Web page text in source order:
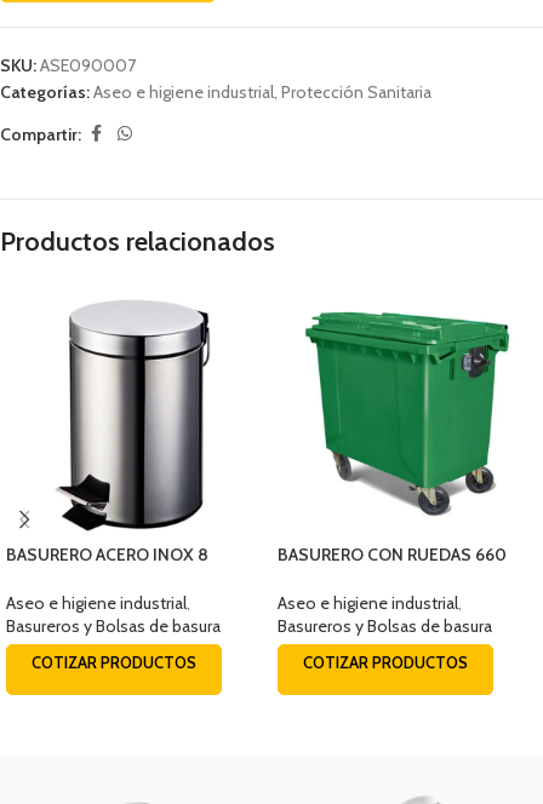
SKU:ASE090007
Categorías:Aseo e higiene industrial, Protección Sanitaria
Compartir:
Productos relacionados
BASURERO ACERO INOX 8
Aseo e higiene industrial
Basureros y Bolsas de basura
COTIZAR PRODUCTOS
BASURERO CON RUEDAS 660
Aseo e higiene industrial
Basureros y Bolsas de basura
COTIZAR PRODUCTOS